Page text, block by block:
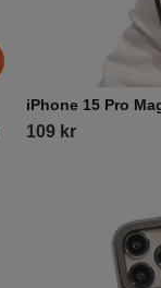
iPhone 15 Pro
109 kr